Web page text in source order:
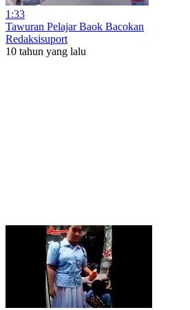
1:33
Tawuran Pelajar Baok Bacokan
Redaksisuport
10 tahun yang lalu